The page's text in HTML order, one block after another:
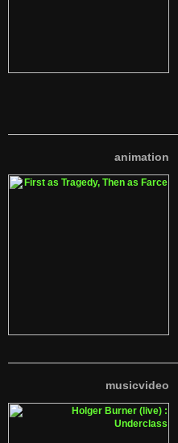
animation
musicvideo